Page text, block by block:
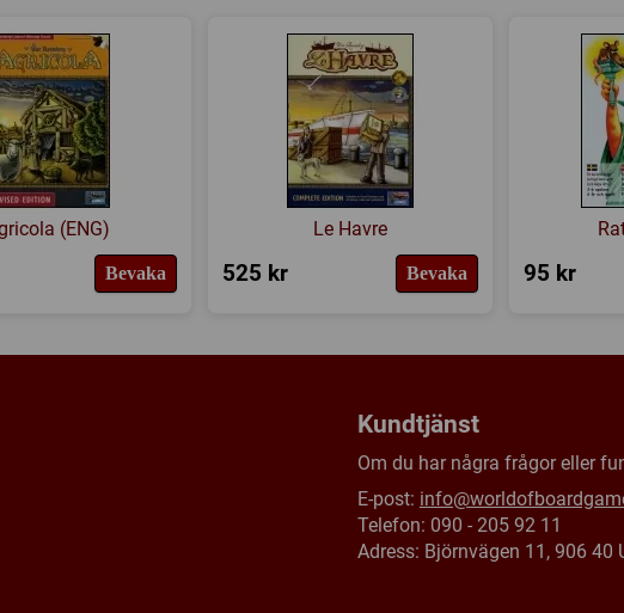
(ENG)
Bevaka
Le Havre
525 kr Bevaka 95 kr
Kundtjänst
Om du har några frågor eller
E-post:
Telefon: 090 - 205 92 11
Adress: Björnvägen 11, 906 40